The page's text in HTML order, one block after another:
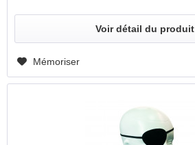
Voir détail du produit
Mémoriser